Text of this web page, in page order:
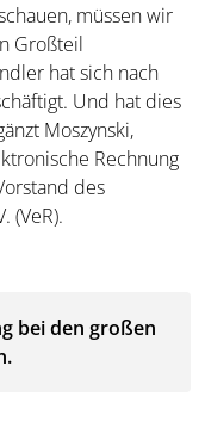
müssen wir
Großteil
hat sich nach
Und hat dies
Moszynski,
Rechnung
des
(VeR).
bei den großen